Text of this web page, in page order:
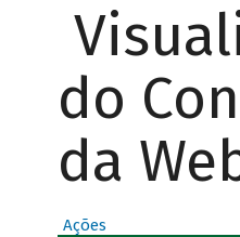
do
da
Ações